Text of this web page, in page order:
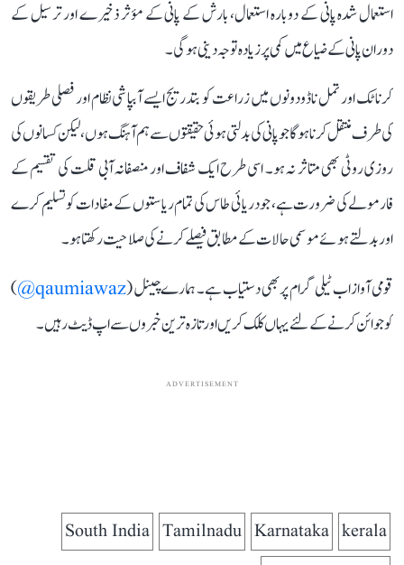
استعمال شدہ پانی کے دوبارہ استعمال، بارش کے پانی کے مؤثر ذخیرے اور ترسیل کے
دوران پانی کے ضیاع میں کمی پر زیادہ توجہ دینی ہوگی۔
کرناٹک اور تمل ناڈو دونوں میں زراعت کو بتدریج ایسے آبپاشی نظام اور فصلی طریقوں
کی طرف منتقل کرنا ہوگا جو پانی کی بدلتی ہوئی حقیقتوں سے ہم آہنگ ہوں، لیکن کسانوں کی
روزی روٹی بھی متاثر نہ ہو۔ اسی طرح ایک شفاف اور منصفانہ آبی قلت کی تقسیم کے
فارمولے کی ضرورت ہے، جو دریائی طاس کی تمام ریاستوں کے مفادات کو تسلیم کرے
اور بدلتے ہوئے موسمی حالات کے مطابق فیصلے کرنے کی صلاحیت رکھتا ہو۔
قومی آواز اب ٹیلی گرام پر بھی دستیاب ہے۔ ہمارے چینل (qaumiawaz@
)
کو جوائن کرنے کے لئے یہاں کلک کریں اور تازہ ترین خبروں سے اپ ڈیٹ رہیں۔
ADVERTISEMENT
kerala
Karnataka
Tamilnadu
South India